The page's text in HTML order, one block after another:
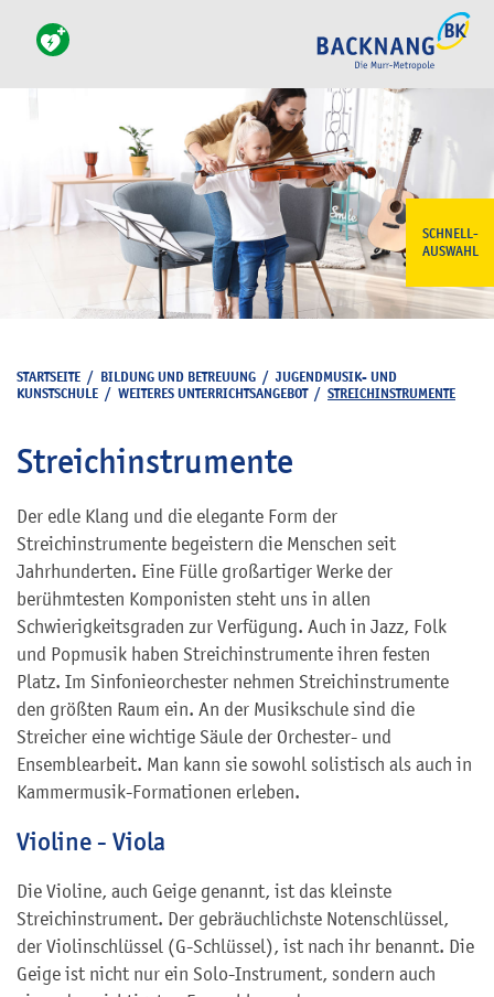
SCHNELL-
AUSWAHL
STARTSEITE / BILDUNG UND BETREUUNG /JUGENDMUSIK- UND
KUNSTSCHULE / WEITERES UNTERRICHTSANGEBOT / STREICHINSTRUMENTE
Streichinstrumente
Der edle Klang und die elegante Form der
Streichinstrumente begeistern die Menschen seit
Jahrhunderten. Eine Fülle großartiger Werke der
berühmtesten Komponisten steht uns in allen
Schwierigkeitsgraden zur Verfügung. Auch in Jazz, Folk
und Popmusik haben Streichinstrumente ihren festen
Platz. Im Sinfonieorchester nehmen Streichinstrumente
den größten Raum ein. An der Musikschule sind die
Streicher eine wichtige Säule der Orchester- und
Ensemblearbeit. Man kann sie sowohl solistisch als auch in
Kammermusik-Formationen erleben.
Violine - Viola
Die Violine, auch Geige genannt, ist das kleinste
Streichinstrument. Der gebräuchlichste Notenschlüssel,
der Violinschlüssel (G-Schlüssel), ist nach ihr benannt. Die
Geige ist nicht nur ein Solo-Instrument, sondern auch